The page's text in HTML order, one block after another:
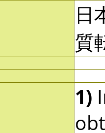
日
質
1)